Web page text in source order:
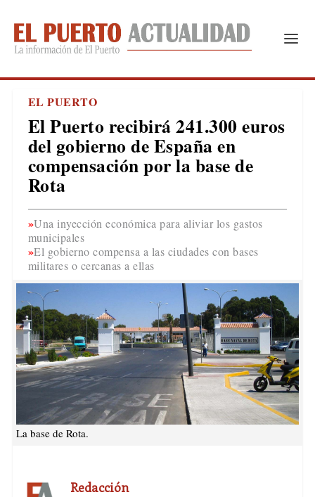
EL PUERTO
El Puerto recibirá 241.300 euros
del gobierno de España en
compensación por la base de
Rota
Una inyección económica para aliviar los gastos
municipales
El gobierno compensa a las ciudades con bases
militares o cercanas a ellas
La base de Rota.
Redacción